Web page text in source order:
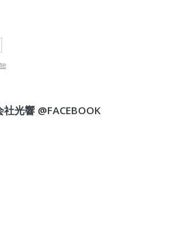
社光響 @FACEBOOK